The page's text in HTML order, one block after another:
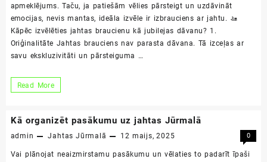
apmeklējums. Taču, ja patiešām vēlies pārsteigt un uzdāvināt
emocijas, nevis mantas, ideāla izvēle ir izbrauciens ar jahtu. 🚤
Kāpēc izvēlēties jahtas braucienu kā jubilejas dāvanu? 1.
Oriģinalitāte Jahtas brauciens nav parasta dāvana. Tā izceļas ar
savu ekskluzivitāti un pārsteiguma …
Jahtas
kā
oriģināla
Read More
Kā organizēt pasākumu uz jahtas Jūrmalā
admin Jahtas Jūrmalā 12 maijs, 2025 0
Vai plānojat neaizmirstamu pasākumu un vēlaties to padarīt īpaši